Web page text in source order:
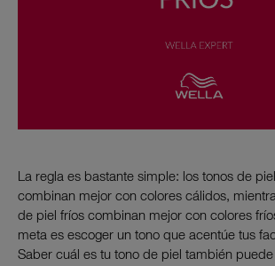
La regla es bastante simple: los tonos de
combinan mejor con colores cálidos,
de piel fríos combinan mejor con colores
meta es escoger un tono que acentúe tus
Saber cuál es tu tono de piel también